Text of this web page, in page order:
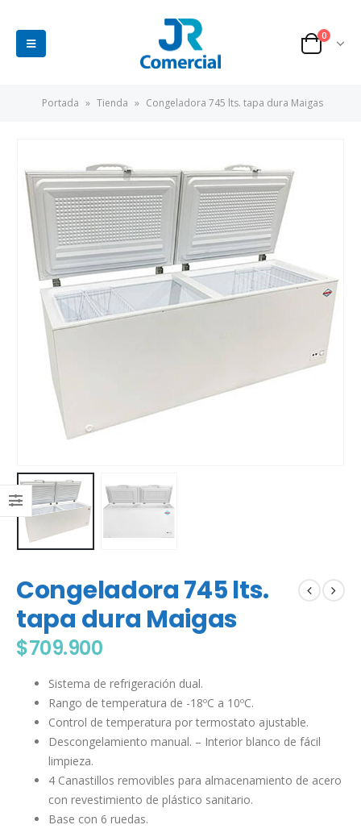
0
Portada » Tienda » Congeladora 745 lts. tapa dura Maigas
Congeladora 745 lts.
tapa dura Maigas
$709.900
Sistema de refrigeración dual.
Rango de temperatura de -18ºC a 10ºC.
Control de temperatura por termostato ajustable.
Descongelamiento manual. – Interior blanco de fácil
limpieza.
4 Canastillos removibles para almacenamiento de acero
con revestimiento de plástico sanitario.
Base con 6 ruedas.